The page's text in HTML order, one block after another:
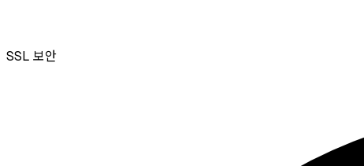
SSL 보안